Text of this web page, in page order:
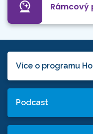
Rámcový
Více o programu
Podcast